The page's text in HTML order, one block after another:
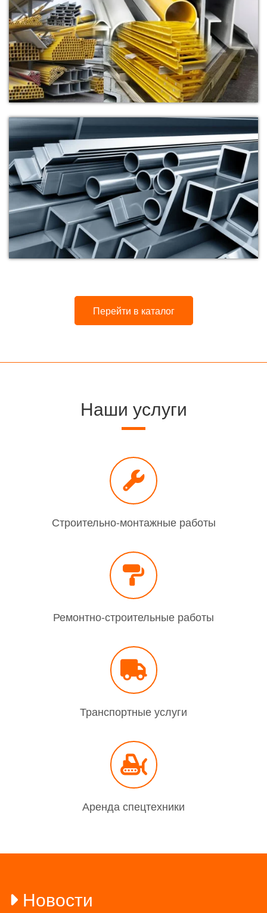
Перейти в каталог
Наши услуги
Строительно-монтажные работы
Ремонтно-строительные работы
Транспортные услуги
Аренда спецтехники
Новости